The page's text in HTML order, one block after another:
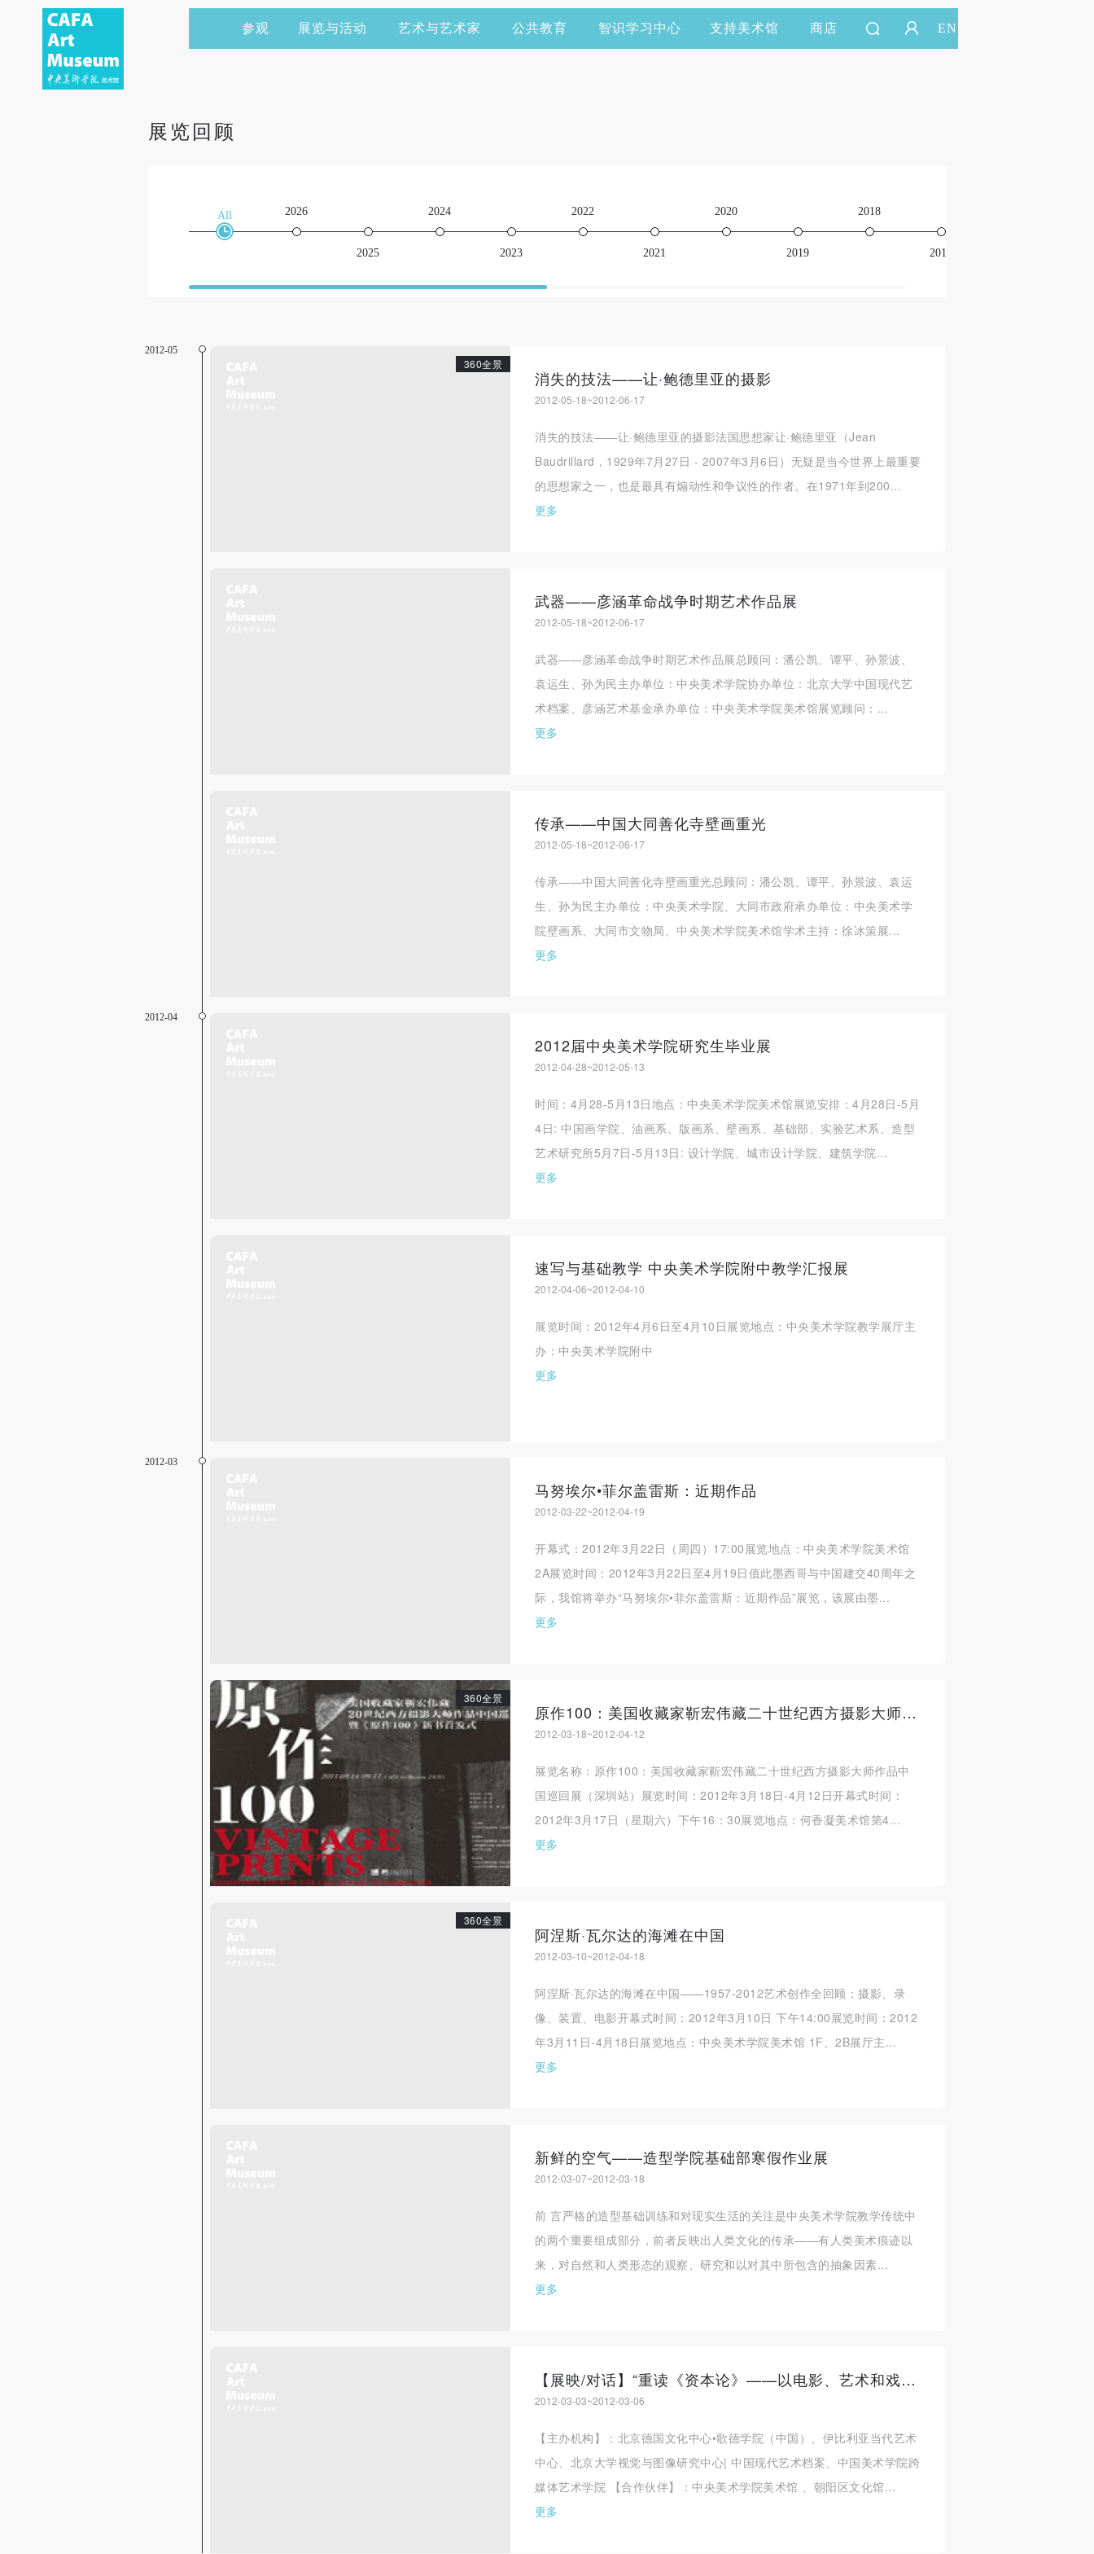
参观 展览与活动 艺术与艺术家 公共教育 智识学习中心 支持美术馆 商店 EN
展览回顾
All 2026
2025
2024
2023
2022
2021
2020
2019
2018
2017
2012-05
360全景
消失的技法——让·鲍德里亚的摄影
2012-05-18~2012-06-17
消失的技法——让·鲍德里亚的摄影法国思想家让·鲍德里亚（Jean
Baudrillard，1929年7月27日 - 2007年3月6日）无疑是当今世界上最重要
的思想家之一，也是最具有煽动性和争议性的作者。在1971年到200...
更多
武器——彦涵革命战争时期艺术作品展
2012-05-18~2012-06-17
武器——彦涵革命战争时期艺术作品展总顾问：潘公凯、谭平、孙景波、
袁运生、孙为民主办单位：中央美术学院协办单位：北京大学中国现代艺
术档案、彦涵艺术基金承办单位：中央美术学院美术馆展览顾问：...
更多
传承——中国大同善化寺壁画重光
2012-05-18~2012-06-17
传承——中国大同善化寺壁画重光总顾问：潘公凯、谭平、孙景波、袁运
生、孙为民主办单位：中央美术学院、大同市政府承办单位：中央美术学
院壁画系、大同市文物局、中央美术学院美术馆学术主持：徐冰策展...
更多
2012-04
2012届中央美术学院研究生毕业展
2012-04-28~2012-05-13
时间：4月28-5月13日地点：中央美术学院美术馆展览安排：4月28日-5月
4日: 中国画学院、油画系、版画系、壁画系、基础部、实验艺术系、造型
艺术研究所5月7日-5月13日: 设计学院、城市设计学院、建筑学院...
更多
速写与基础教学 中央美术学院附中教学汇报展
2012-04-06~2012-04-10
展览时间：2012年4月6日至4月10日展览地点：中央美术学院教学展厅主
办：中央美术学院附中
更多
2012-03
马努埃尔•菲尔盖雷斯：近期作品
2012-03-22~2012-04-19
开幕式：2012年3月22日（周四）17:00展览地点：中央美术学院美术馆
2A展览时间：2012年3月22日至4月19日值此墨西哥与中国建交40周年之
际，我馆将举办“马努埃尔•菲尔盖雷斯：近期作品”展览，该展由墨...
更多
360全景
原作100：美国收藏家靳宏伟藏二十世纪西方摄影大师作品中国巡回展（深圳站）
2012-03-18~2012-04-12
展览名称：原作100：美国收藏家靳宏伟藏二十世纪西方摄影大师作品中
国巡回展（深圳站）展览时间：2012年3月18日-4月12日开幕式时间：
2012年3月17日（星期六）下午16：30展览地点：何香凝美术馆第4...
更多
360全景
阿涅斯·瓦尔达的海滩在中国
2012-03-10~2012-04-18
阿涅斯·瓦尔达的海滩在中国——1957-2012艺术创作全回顾：摄影、录
像、装置、电影开幕式时间：2012年3月10日 下午14:00展览时间：2012
年3月11日-4月18日展览地点：中央美术学院美术馆 1F、2B展厅主...
更多
新鲜的空气——造型学院基础部寒假作业展
2012-03-07~2012-03-18
前 言严格的造型基础训练和对现实生活的关注是中央美术学院教学传统中
的两个重要组成部分，前者反映出人类文化的传承——有人类美术痕迹以
来，对自然和人类形态的观察、研究和以对其中所包含的抽象因素...
更多
【展映/对话】“重读《资本论》——以电影、艺术和戏剧解读马克思”
2012-03-03~2012-03-06
【主办机构】：北京德国文化中心•歌德学院（中国）、伊比利亚当代艺术
中心、北京大学视觉与图像研究中心| 中国现代艺术档案、中国美术学院跨
媒体艺术学院 【合作伙伴】：中央美术学院美术馆 、朝阳区文化馆...
更多
登录